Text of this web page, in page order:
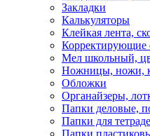
Закладки
Калькуляторы
Клейкая лента,
Корректирующие
Мел школьный,
Ножницы, ножи,
Обложки
Органайзеры,
Папки деловые,
Папки для
Папки